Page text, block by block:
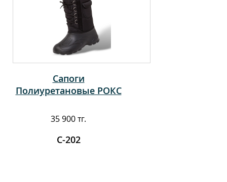
Сапоги
Полиуретановые РОКС
35 900 тг.
С-202